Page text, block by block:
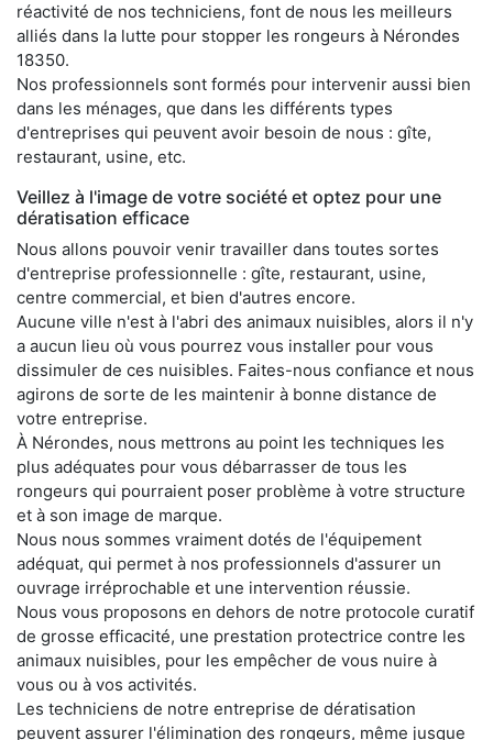
réactivité de nos techniciens, font de nous les meilleurs
alliés dans la lutte pour stopper les rongeurs à Nérondes
18350.
Nos professionnels sont formés pour intervenir aussi bien
dans les ménages, que dans les différents types
d'entreprises qui peuvent avoir besoin de nous : gîte,
restaurant, usine, etc.
Veillez à l'image de votre société et optez pour une
dératisation efficace
Nous allons pouvoir venir travailler dans toutes sortes
d'entreprise professionnelle : gîte, restaurant, usine,
centre commercial, et bien d'autres encore.
Aucune ville n'est à l'abri des animaux nuisibles, alors il n'y
a aucun lieu où vous pourrez vous installer pour vous
dissimuler de ces nuisibles. Faites-nous confiance et nous
agirons de sorte de les maintenir à bonne distance de
votre entreprise.
À Nérondes, nous mettrons au point les techniques les
plus adéquates pour vous débarrasser de tous les
rongeurs qui pourraient poser problème à votre structure
et à son image de marque.
Nous nous sommes vraiment dotés de l'équipement
adéquat, qui permet à nos professionnels d'assurer un
ouvrage irréprochable et une intervention réussie.
Nous vous proposons en dehors de notre protocole curatif
de grosse efficacité, une prestation protectrice contre les
animaux nuisibles, pour les empêcher de vous nuire à
vous ou à vos activités.
Les techniciens de notre entreprise de dératisation
peuvent assurer l'élimination des rongeurs, même jusque